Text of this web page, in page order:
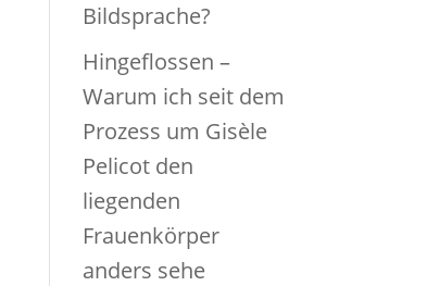
Bildsprache?
Hingeflossen –
Warum ich seit dem
Prozess um Gisèle
Pelicot den
liegenden
Frauenkörper
anders sehe